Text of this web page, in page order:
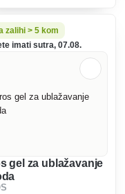
raznolikost šarenog
i idealan je za biljke
zalihi > 5 kom
imati sutra, 07.08.
gel za ublažavanje